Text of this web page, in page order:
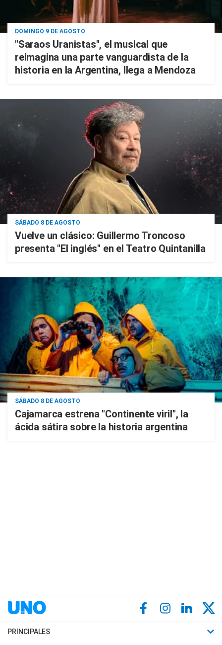
DOMINGO 9 DE AGOSTO
"Saraos Uranistas", el musical que
reimagina una parte vanguardista de la
historia en la Argentina, llega a Mendoza
SÁBADO 8 DE AGOSTO
Vuelve un clásico: Guillermo Troncoso
presenta "El inglés" en el Teatro Quintanilla
SÁBADO 8 DE AGOSTO
Cajamarca estrena "Continente viril", la
ácida sátira sobre la historia argentina
PRINCIPALES